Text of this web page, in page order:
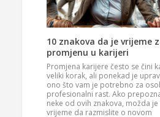
10 znakova da je vrijeme
promjenu u karijeri
Promjena karijere često se čini
veliki korak, ali ponekad je
ono što vam je potrebno za
profesionalni rast. Ako
neke od ovih znakova, možda je
vrijeme da razmislite o novom